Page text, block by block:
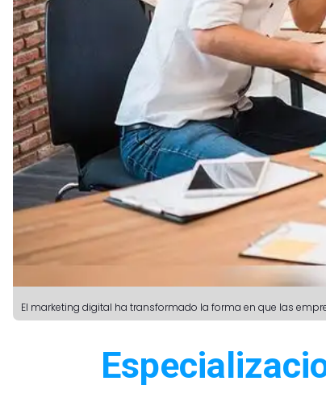
El marketing digital ha transformado la forma en que las